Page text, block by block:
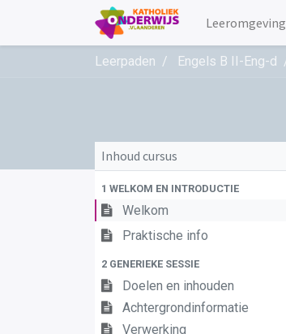
Leeromgeving
Leerpaden Engels B II-Eng-d
Inhoud cursus
1 WELKOM EN INTRODUCTIE
Welkom
Praktische info
2 GENERIEKE SESSIE
Doelen en inhouden
Achtergrondinformatie
Verwerking